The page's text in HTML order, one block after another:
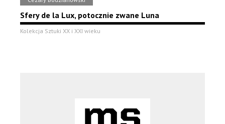
Sfery de la Lux, potocznie zwane Luna
Kolekcja Sztuki XX i XXI wieku